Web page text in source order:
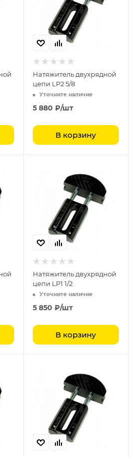
Натяжитель двухрядной
цепи LP2 5/8
Уточните наличие
5 880 ₽/шт
В корзину
Натяжитель двухрядной
цепи LP1 1/2
Уточните наличие
5 850 ₽/шт
В корзину